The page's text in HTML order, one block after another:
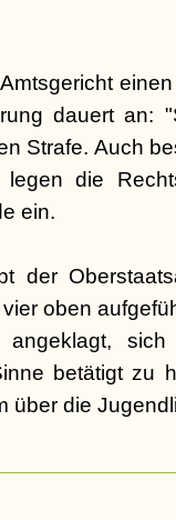
dauert an:
Strafe. Auch
legen die
ein.
der
oben
betätigt zu
über die